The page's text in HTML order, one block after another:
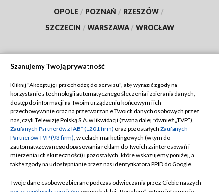
OPOLE / POZNAŃ / RZESZÓW /
SZCZECIN / WARSZAWA / WROCŁAW
TVP
Abonament TVP
Emisja w TVP
Centrum informacji TVP
Naziemna Telewizja Cyfrowa
Rada Programowa
Regulamin TVP
Polityka prywatności
Moje zgody
Pomoc
Szanujemy Twoją prywatność
Kliknij "Akceptuję i przechodzę do serwisu", aby wyrazić zgody na
korzystanie z technologii automatycznego śledzenia i zbierania danych,
dostęp do informacji na Twoim urządzeniu końcowym i ich
przechowywanie oraz na przetwarzanie Twoich danych osobowych przez
nas, czyli Telewizję Polską S.A. w likwidacji (zwaną dalej również „TVP”),
Zaufanych Partnerów z IAB* (1201 firm) oraz pozostałych Zaufanych
Partnerów TVP (93 firm), w celach marketingowych (w tym do
zautomatyzowanego dopasowania reklam do Twoich zainteresowań i
mierzenia ich skuteczności) i pozostałych, które wskazujemy poniżej, a
także zgody na udostępnianie przez nas identyfikatora PPID do Google.
Twoje dane osobowe zbierane podczas odwiedzania przez Ciebie naszych